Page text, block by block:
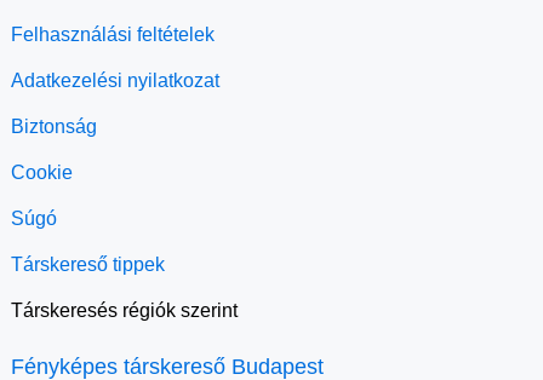
Felhasználási feltételek
Adatkezelési nyilatkozat
Biztonság
Cookie
Súgó
Társkereső tippek
Társkeresés régiók szerint
Fényképes társkereső Budapest